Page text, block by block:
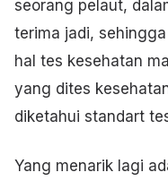
seorang pelaut,
terima jadi,
hal tes kesehatan
yang dites
diketahui standart
Yang menarik lagi